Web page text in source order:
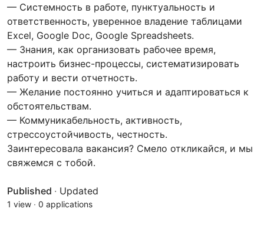
— Системность в работе, пунктуальность и
ответственность, уверенное владение таблицами
Excel, Google Doc, Google Spreadsheets.
— Знания, как организовать рабочее время,
настроить бизнес-процессы, систематизировать
работу и вести отчетность.
— Желание постоянно учиться и адаптироваться к
обстоятельствам.
— Коммуникабельность, активность,
стрессоустойчивость, честность.
Заинтересовала вакансия? Смело откликайся, и мы
свяжемся с тобой.
Published · Updated
1 view · 0 applications